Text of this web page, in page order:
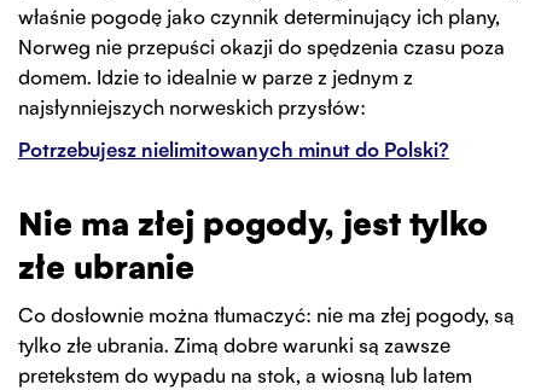
właśnie pogodę jako czynnik determinujący ich plany,
Norweg nie przepuści okazji do spędzenia czasu poza
domem. Idzie to idealnie w parze z jednym z
najsłynniejszych norweskich przysłów:
Potrzebujesz nielimitowanych minut do Polski?
Nie ma złej pogody, jest tylko
złe ubranie
Co dosłownie można tłumaczyć: nie ma złej pogody, są
tylko złe ubrania. Zimą dobre warunki są zawsze
pretekstem do wypadu na stok, a wiosną lub latem